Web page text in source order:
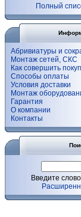
Полный
Абривиатуры и
Монтаж сетей, СКС
Как совершить
Способы оплаты
Условия доставки
Монтаж
Гарантия
О компании
Контакты
Введите